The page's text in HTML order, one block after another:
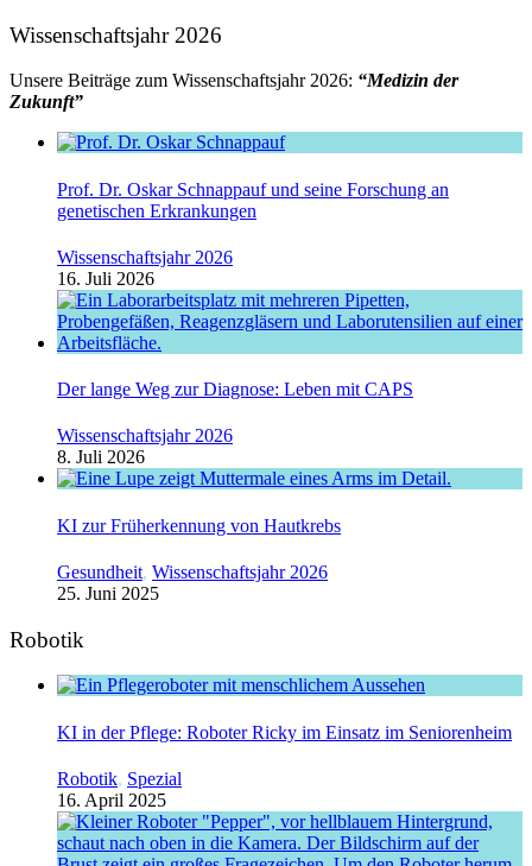
Wissenschaftsjahr 2026
Unsere Beiträge zum Wissenschaftsjahr 2026: “Medizin der
Zukunft”
Prof. Dr. Oskar Schnappauf und seine Forschung an
genetischen Erkrankungen
Wissenschaftsjahr 2026
16. Juli 2026
Der lange Weg zur Diagnose: Leben mit CAPS
Wissenschaftsjahr 2026
8. Juli 2026
KI zur Früherkennung von Hautkrebs
Gesundheit, Wissenschaftsjahr 2026
25. Juni 2025
Robotik
KI in der Pflege: Roboter Ricky im Einsatz im Seniorenheim
Robotik, Spezial
16. April 2025